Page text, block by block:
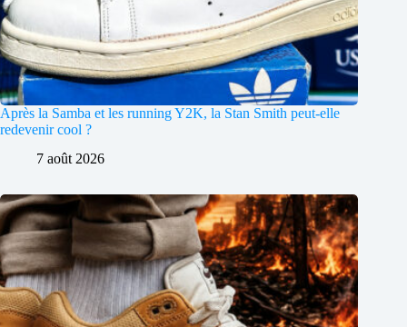
Après la Samba et les running Y2K, la Stan Smith peut-elle
redevenir cool ?
7 août 2026